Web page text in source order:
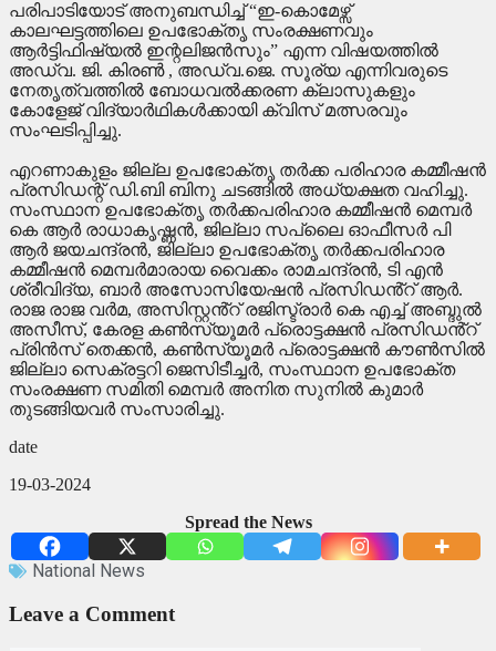
പരിപാടിയോട് അനുബന്ധിച്ച് “ഇ-കൊമേഴ്സ്
കാലഘട്ടത്തിലെ ഉപഭോക്തൃ സംരക്ഷണവും
ആർട്ടിഫിഷ്യൽ ഇന്റലിജൻസും” എന്ന വിഷയത്തിൽ
അഡ്വ. ജി. കിരൺ , അഡ്വ.ജെ. സൂര്യ എന്നിവരുടെ
നേതൃത്വത്തിൽ ബോധവൽക്കരണ ക്ലാസുകളും
കോളേജ് വിദ്യാർഥികൾക്കായി ക്വിസ് മത്സരവും
സംഘടിപ്പിച്ചു.
എറണാകുളം ജില്ല ഉപഭോക്തൃ തർക്ക പരിഹാര കമ്മീഷൻ
പ്രസിഡന്റ്‌ ഡി.ബി ബിനു ചടങ്ങിൽ അധ്യക്ഷത വഹിച്ചു.
സംസ്ഥാന ഉപഭോക്തൃ തർക്കപരിഹാര കമ്മീഷൻ മെമ്പർ
കെ ആർ രാധാകൃഷ്ണൻ, ജില്ലാ സപ്ലൈ ഓഫീസർ പി
ആർ ജയചന്ദ്രൻ, ജില്ലാ ഉപഭോക്തൃ തർക്കപരിഹാര
കമ്മീഷൻ മെമ്പർമാരായ വൈക്കം രാമചന്ദ്രൻ, ടി എൻ
ശ്രീവിദ്യ, ബാർ അസോസിയേഷൻ പ്രസിഡൻ്റ് ആർ.
രാജ രാജ വർമ, അസിസ്റ്റൻ്റ് രജിസ്ട്രാർ കെ എച്ച് അബ്ദുൽ
അസീസ്, കേരള കൺസ്യൂമർ പ്രൊട്ടക്ഷൻ പ്രസിഡൻ്റ്
പ്രിൻസ് തെക്കൻ, കൺസ്യൂമർ പ്രൊട്ടക്ഷൻ കൗൺസിൽ
ജില്ലാ സെക്രട്ടറി ജെസിടീച്ചർ, സംസ്ഥാന ഉപഭോക്ത
സംരക്ഷണ സമിതി മെമ്പർ അനിത സുനിൽ കുമാർ
തുടങ്ങിയവർ സംസാരിച്ചു.
date
19-03-2024
Spread the News
National News
Leave a Comment